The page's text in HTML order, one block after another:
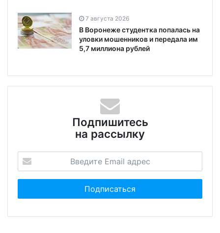
7 августа 2026
В Воронеже студентка попалась на
уловки мошенников и передала им
5,7 миллиона рублей
Подпишитесь
на рассылку